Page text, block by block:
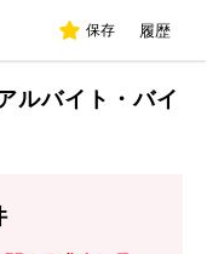
保存 履歴
ルバイト・バイ